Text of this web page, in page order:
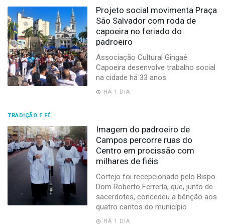
Projeto social movimenta Praça
São Salvador com roda de
capoeira no feriado do
padroeiro
Associação Cultural Gingaê
Capoeira desenvolve trabalho social
na cidade há 33 anos
HÁ 1 DIA
TRADIÇÃO E FÉ
Imagem do padroeiro de
Campos percorre ruas do
Centro em procissão com
milhares de fiéis
Cortejo foi recepcionado pelo Bispo
Dom Roberto Ferrería, que, junto de
sacerdotes, concedeu a bênção aos
quatro cantos do município
HÁ 1 DIA